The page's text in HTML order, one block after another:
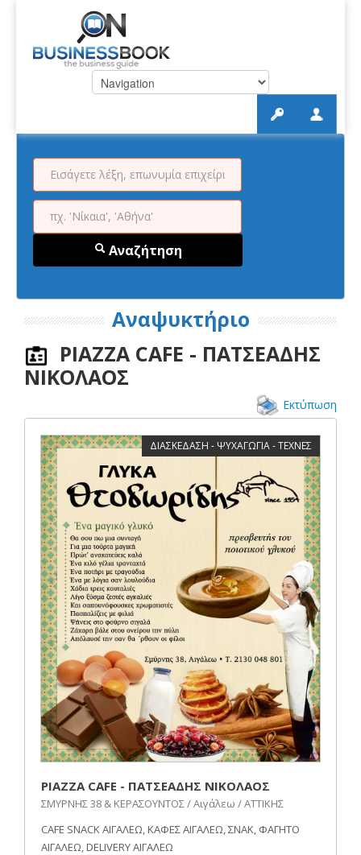
Αναζήτηση
Αναψυκτήριο
PIAZZA CAFE - ΠΑΤΣΕΑΔΗΣ
ΝΙΚΟΛΑΟΣ
Εκτύπωση
ΔΙΑΣΚΕΔΑΣΗ - ΨΥΧΑΓΩΓΙΑ - ΤΕΧΝΕΣ
PIAZZA CAFE - ΠΑΤΣΕΑΔΗΣ ΝΙΚΟΛΑΟΣ
ΣΜΥΡΝΗΣ 38 & ΚΕΡΑΣΟΥΝΤΟΣ / Αιγάλεω / ΑΤΤΙΚΗΣ
CAFE SNACK ΑΙΓΑΛΕΩ, ΚΑΦΕΣ ΑΙΓΑΛΕΩ, ΣΝΑΚ, ΦΑΓΗΤΟ
ΑΙΓΑΛΕΩ, DELIVERY ΑΙΓΑΛΕΩ